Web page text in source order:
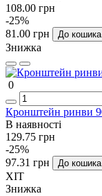
108.00 грн
-25%
81.00 грн
До кошика
Знижка
0
Кронштейн ринви
В наявності
129.75 грн
-25%
97.31 грн
До кошика
ХІТ
Знижка